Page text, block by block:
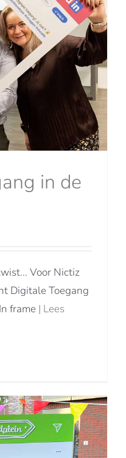
in de
Voor Nictiz
Digitale Toegang
frame | Lees